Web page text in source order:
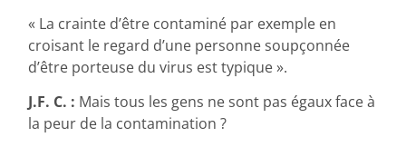
« La crainte d’être contaminé par exemple en
croisant le regard d’une personne soupçonnée
d’être porteuse du virus est typique ».
J.F. C. : Mais tous les gens ne sont pas égaux face à
la peur de la contamination ?